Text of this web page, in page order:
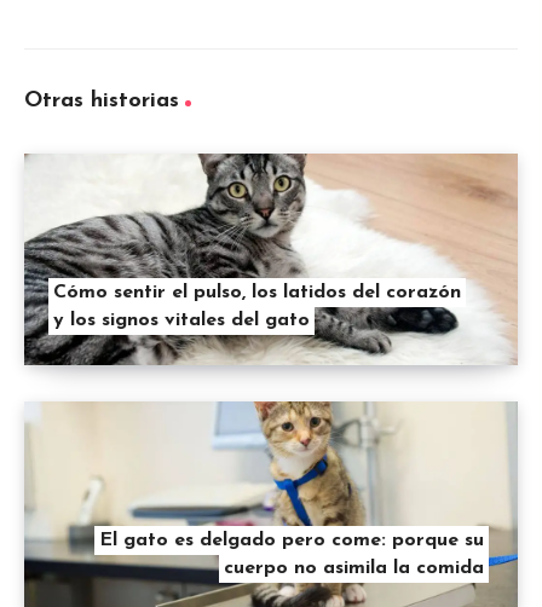
Otras historias
Cómo sentir el pulso, los latidos del corazón
y los signos vitales del gato
El gato es delgado pero come: porque su
cuerpo no asimila la comida